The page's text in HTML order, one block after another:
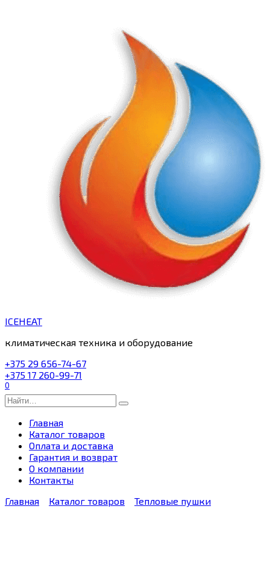
ICEHEAT
климатическая техника и оборудование
+375 29 656-74-67
+375 17 260-99-71
0
Search
for:
Главная
Каталог товаров
Оплата и доставка
Гарантия и возврат
О компании
Контакты
Главная
Каталог товаров Тепловые пушки